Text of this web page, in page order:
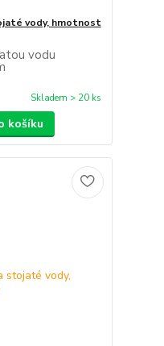
vody, hmotnost
vodu
Skladem > 20 ks
košíku